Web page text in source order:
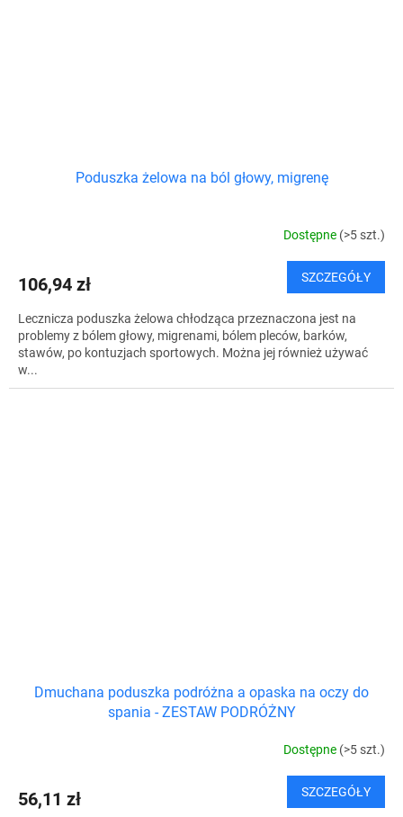
Poduszka żelowa na ból głowy, migrenę
Dostępne (>5 szt.)
106,94 zł SZCZEGÓŁY
Lecznicza poduszka żelowa chłodząca przeznaczona jest na
problemy z bólem głowy, migrenami, bólem pleców, barków,
stawów, po kontuzjach sportowych. Można jej również używać
w...
Dmuchana poduszka podróżna a opaska na oczy do
spania - ZESTAW PODRÓŻNY
Dostępne (>5 szt.)
56,11 zł SZCZEGÓŁY